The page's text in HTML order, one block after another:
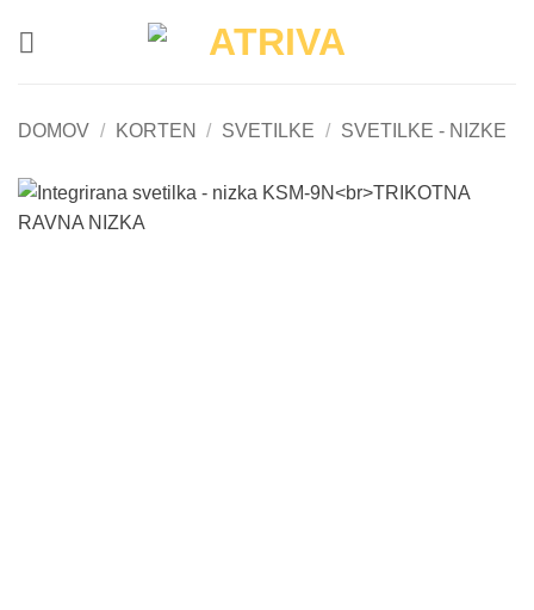
DOMOV / KORTEN / SVETILKE / SVETILKE - NIZKE